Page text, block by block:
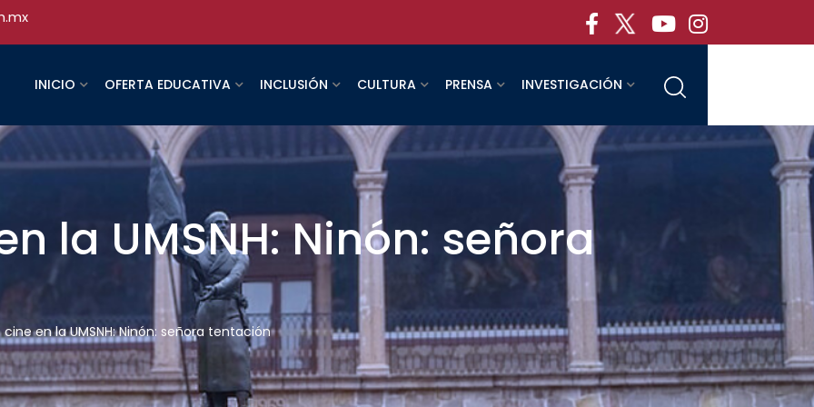
INICIO OFERTA EDUCATIVA INCLUSIÓN CULTURA PRENSA INVESTIGACIÓN
la UMSNH: Ninón: señora
en la UMSNH: Ninón: señora tentación